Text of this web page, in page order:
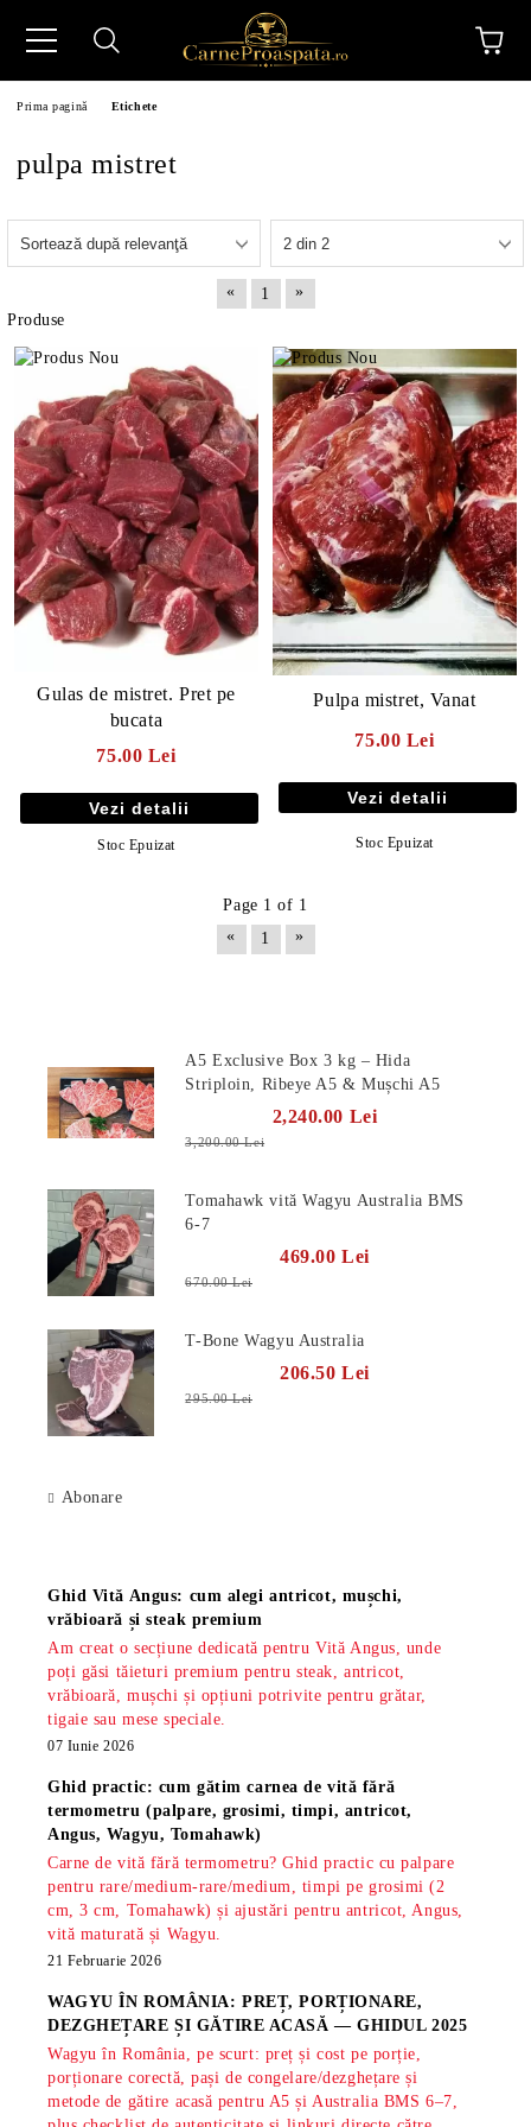
Prima pagină Etichete
pulpa mistret
« 1
»
Produse
Gulas de mistret. Pret pe
bucata
75.00 Lei
Vezi detalii
Stoc Epuizat
Pulpa mistret, Vanat
75.00 Lei
Vezi detalii
Stoc Epuizat
Page 1 of 1
«
1 »
A5 Exclusive Box 3 kg – Hida
Striploin, Ribeye A5 & Mușchi A5
2,240.00 Lei
3,200.00 Lei
Tomahawk vită Wagyu Australia BMS
6-7
469.00 Lei
670.00 Lei
T-Bone Wagyu Australia
206.50 Lei
295.00 Lei
Abonare
Ghid Vită Angus: cum alegi antricot, mușchi,
vrăbioară și steak premium
Am creat o secțiune dedicată pentru Vită Angus, unde
poți găsi tăieturi premium pentru steak, antricot,
vrăbioară, mușchi și opțiuni potrivite pentru grătar,
tigaie sau mese speciale.
07 Iunie 2026
Ghid practic: cum gătim carnea de vită fără
termometru (palpare, grosimi, timpi, antricot,
Angus, Wagyu, Tomahawk)
Carne de vită fără termometru? Ghid practic cu palpare
pentru rare/medium-rare/medium, timpi pe grosimi (2
cm, 3 cm, Tomahawk) și ajustări pentru antricot, Angus,
vită maturată și Wagyu.
21 Februarie 2026
WAGYU ÎN ROMÂNIA: PREȚ, PORȚIONARE,
DEZGHEȚARE ȘI GĂTIRE ACASĂ — GHIDUL 2025
Wagyu în România, pe scurt: preț și cost pe porție,
porționare corectă, pași de congelare/dezghețare și
metode de gătire acasă pentru A5 și Australia BMS 6–7,